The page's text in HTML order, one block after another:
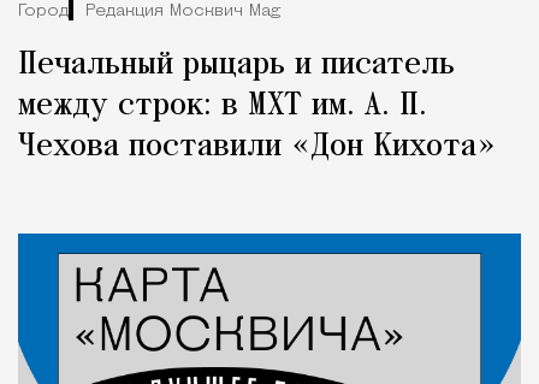
Город Редакция Москвич Mag
Печальный рыцарь и писатель
между строк: в МХТ им. А. П.
Чехова поставили «Дон Кихота»